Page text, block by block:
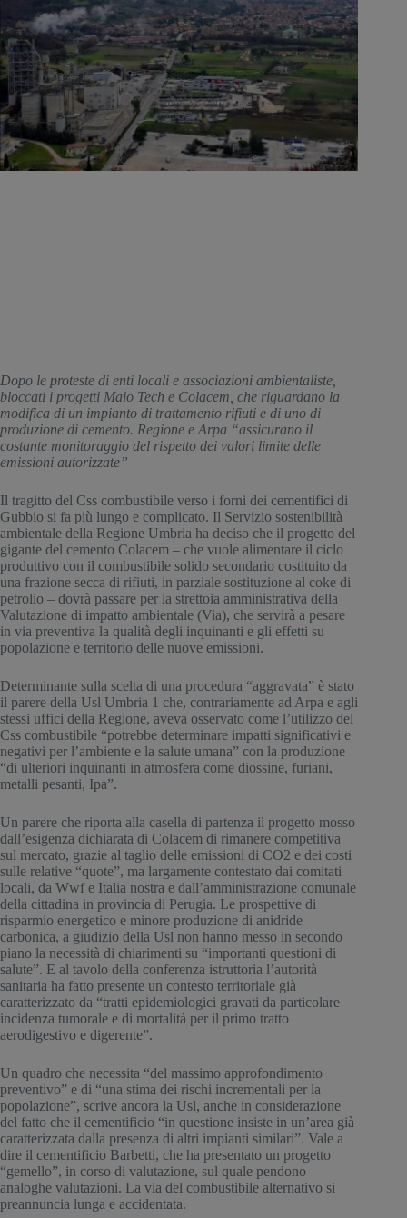
Dopo le proteste di enti locali e associazioni ambientaliste,
bloccati i progetti Maio Tech e Colacem, che riguardano la
modifica di un impianto di trattamento rifiuti e di uno di
produzione di cemento. Regione e Arpa “assicurano il
costante monitoraggio del rispetto dei valori limite delle
emissioni autorizzate”
Il tragitto del Css combustibile verso i forni dei cementifici di
Gubbio si fa più lungo e complicato. Il Servizio sostenibilità
ambientale della Regione Umbria ha deciso che il progetto del
gigante del cemento Colacem – che vuole alimentare il ciclo
produttivo con il combustibile solido secondario costituito da
una frazione secca di rifiuti, in parziale sostituzione al coke di
petrolio – dovrà passare per la strettoia amministrativa della
Valutazione di impatto ambientale (Via), che servirà a pesare
in via preventiva la qualità degli inquinanti e gli effetti su
popolazione e territorio delle nuove emissioni.
Determinante sulla scelta di una procedura “aggravata” è stato
il parere della Usl Umbria 1 che, contrariamente ad Arpa e agli
stessi uffici della Regione, aveva osservato come l’utilizzo del
Css combustibile “potrebbe determinare impatti significativi e
negativi per l’ambiente e la salute umana” con la produzione
“di ulteriori inquinanti in atmosfera come diossine, furiani,
metalli pesanti, Ipa”.
Un parere che riporta alla casella di partenza il progetto mosso
dall’esigenza dichiarata di Colacem di rimanere competitiva
sul mercato, grazie al taglio delle emissioni di CO2 e dei costi
sulle relative “quote”, ma largamente contestato dai comitati
locali, da Wwf e Italia nostra e dall’amministrazione comunale
della cittadina in provincia di Perugia. Le prospettive di
risparmio energetico e minore produzione di anidride
carbonica, a giudizio della Usl non hanno messo in secondo
piano la necessità di chiarimenti su “importanti questioni di
salute”. E al tavolo della conferenza istruttoria l’autorità
sanitaria ha fatto presente un contesto territoriale già
caratterizzato da “tratti epidemiologici gravati da particolare
incidenza tumorale e di mortalità per il primo tratto
aerodigestivo e digerente”.
Un quadro che necessita “del massimo approfondimento
preventivo” e di “una stima dei rischi incrementali per la
popolazione”, scrive ancora la Usl, anche in considerazione
del fatto che il cementificio “in questione insiste in un’area già
caratterizzata dalla presenza di altri impianti similari”. Vale a
dire il cementificio Barbetti, che ha presentato un progetto
“gemello”, in corso di valutazione, sul quale pendono
analoghe valutazioni. La via del combustibile alternativo si
preannuncia lunga e accidentata.